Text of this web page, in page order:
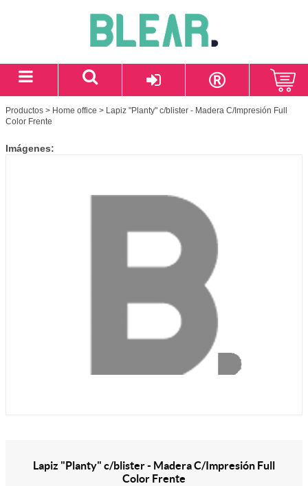
Productos > Home office > Lapiz "Planty" c/blister - Madera C/Impresión Full
Color Frente
Imágenes:
Lapiz "Planty" c/blister - Madera C/Impresión Full
Color Frente